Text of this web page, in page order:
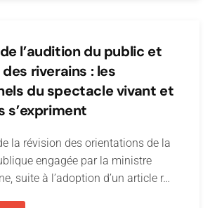
l’audition du public et
riverains : les
du spectacle vivant et
s’expriment
la révision des orientations de la
engagée par la ministre
suite à l’adoption d’un article r…